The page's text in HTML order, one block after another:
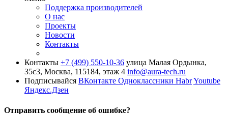
Поддержка производителей
О нас
Проекты
Новости
Контакты
Контакты +7 (499) 550-10-36 улица Малая Ордынка,
35с3, Москва, 115184, этаж 4 info@aura-tech.ru
Подписывайся ВКонтакте Одноклассники HabrYoutube
Яндекс.Дзен
Отправить сообщение об ошибке?